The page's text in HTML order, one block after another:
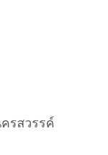
รสวรรค์